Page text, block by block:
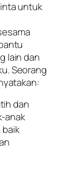
untuk
lain dan
Seorang
dan
anak